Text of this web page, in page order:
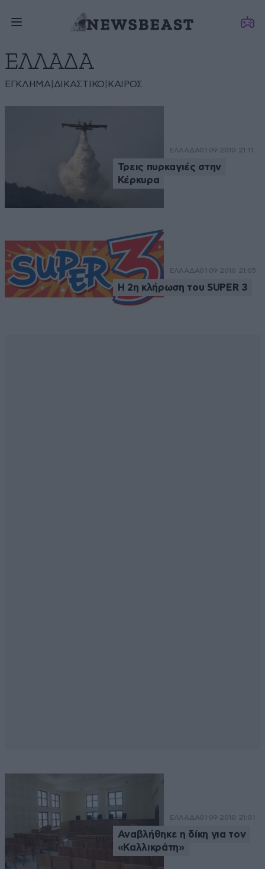
ΕΛΛΑΔΑ
ΈΓΚΛΗΜΑ ΔΙΚΑΣΤΙΚΌ ΚΑΙΡΌΣ
ΕΛΛΑΔΑ01·09·2010 21:11
Τρεις πυρκαγιές στην
Κέρκυρα
ΕΛΛΑΔΑ01·09·2010 21:05
Η 2η κλήρωση του SUPER 3
ΕΛΛΑΔΑ01·09·2010 21:01
Αναβλήθηκε η δίκη για τον
«Καλλικράτη»